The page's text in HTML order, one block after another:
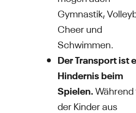
Gymnastik,
Cheer und
Schwimmen.
Der Transport ist
Hindernis beim
Spielen.Während
der Kinder aus